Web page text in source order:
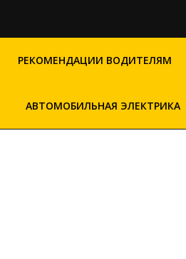
РЕКОМЕНДАЦИИ ВОДИТЕЛЯМ
АВТОМОБИЛЬНАЯ ЭЛЕКТРИКА